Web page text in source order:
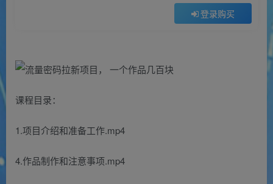
登录购买
课程目录：
1.项目介绍和准备工作.mp4
4.作品制作和注意事项.mp4